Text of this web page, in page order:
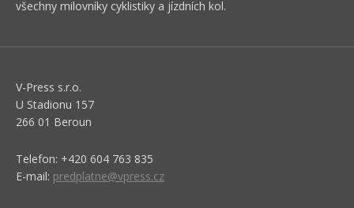
všechny milovníky cyklistiky a jízdních kol.
V-Press s.r.o.
U Stadionu 157
266 01 Beroun
Telefon: +420 604 763 835
E-mail: predplatne@vpress.cz